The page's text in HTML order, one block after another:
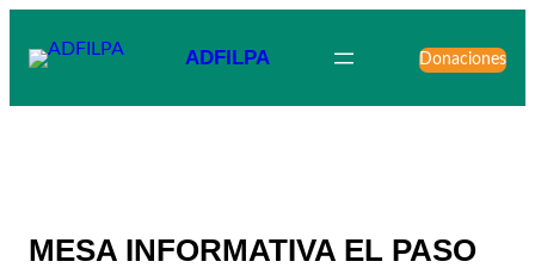
ADFILPA Donaciones
MESA INFORMATIVA EL PASO